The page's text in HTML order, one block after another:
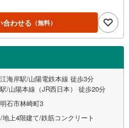
合わせる （無料）
海岸駅/山陽電鉄本線 徒歩3分
/山陽本線（JR西日本） 徒歩20分
石市林崎町3
地上4階建て/鉄筋コンクリート